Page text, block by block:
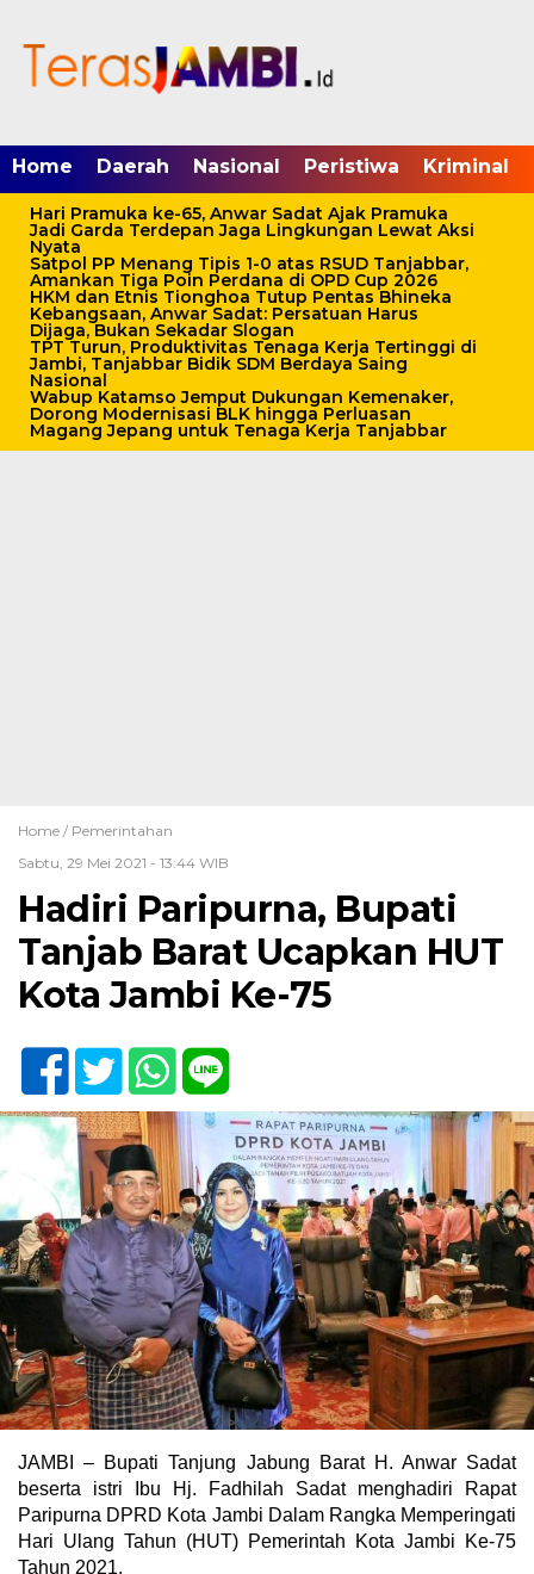
Home Daerah Nasional Peristiwa Kriminal
Hari Pramuka ke-65, Anwar Sadat Ajak Pramuka
Jadi Garda Terdepan Jaga Lingkungan Lewat Aksi
Nyata
Satpol PP Menang Tipis 1-0 atas RSUD Tanjabbar,
Amankan Tiga Poin Perdana di OPD Cup 2026
HKM dan Etnis Tionghoa Tutup Pentas Bhineka
Kebangsaan, Anwar Sadat: Persatuan Harus
Dijaga, Bukan Sekadar Slogan
TPT Turun, Produktivitas Tenaga Kerja Tertinggi di
Jambi, Tanjabbar Bidik SDM Berdaya Saing
Nasional
Wabup Katamso Jemput Dukungan Kemenaker,
Dorong Modernisasi BLK hingga Perluasan
Magang Jepang untuk Tenaga Kerja Tanjabbar
Home / Pemerintahan
Sabtu, 29 Mei 2021 - 13:44 WIB
Hadiri Paripurna, Bupati
Tanjab Barat Ucapkan HUT
Kota Jambi Ke-75
JAMBI – Bupati Tanjung Jabung Barat H. Anwar Sadat
beserta istri Ibu Hj. Fadhilah Sadat menghadiri Rapat
Paripurna DPRD Kota Jambi Dalam Rangka Memperingati
Hari Ulang Tahun (HUT) Pemerintah Kota Jambi Ke-75
Tahun 2021.